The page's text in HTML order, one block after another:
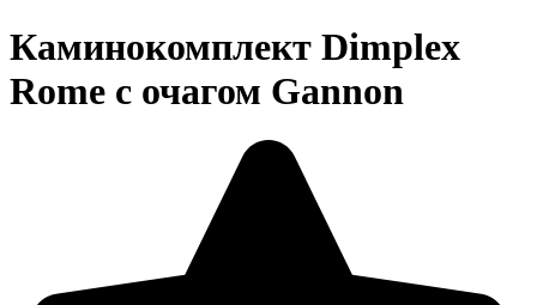
Каминокомплект Dimplex
Rome с очагом Gannon